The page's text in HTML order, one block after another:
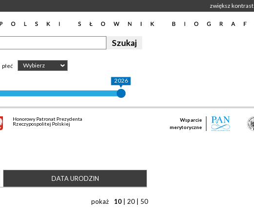
zwiększ kontrast
płeć Wybierz
2026
Honorowy Patronat Prezydenta
Rzeczypospolitej Polskiej
Wsparcie
merytoryczne
DATA URODZIN
pokaż 10 20 50